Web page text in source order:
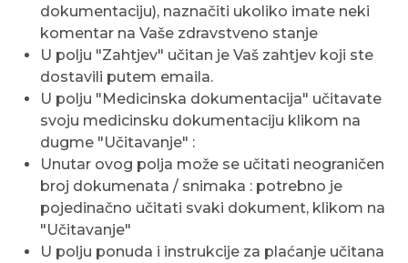
dokumentaciju), naznačiti ukoliko imate neki
komentar na Vaše zdravstveno stanje
U polju "Zahtjev" učitan je Vaš zahtjev koji ste
dostavili putem emaila.
U polju "Medicinska dokumentacija" učitavate
svoju medicinsku dokumentaciju klikom na
dugme "Učitavanje" :
Unutar ovog polja može se učitati neograničen
broj dokumenata / snimaka : potrebno je
pojedinačno učitati svaki dokument, klikom na
"Učitavanje"
U polju ponuda i instrukcije za plaćanje učitana